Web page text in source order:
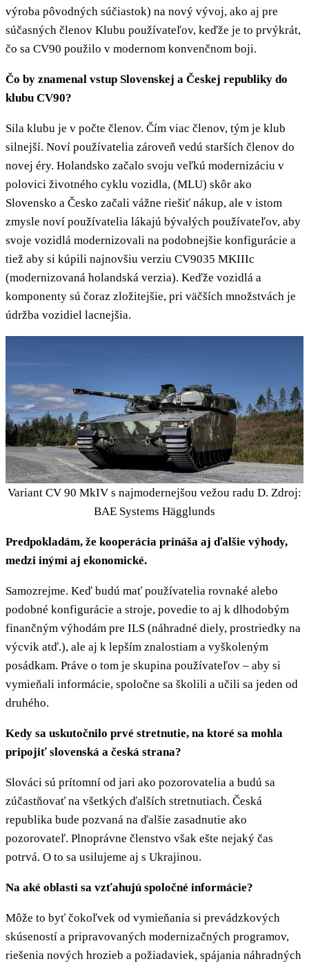
výroba pôvodných súčiastok) na nový vývoj, ako aj pre
súčasných členov Klubu používateľov, keďže je to prvýkrát,
čo sa CV90 použilo v modernom konvenčnom boji.
Čo by znamenal vstup Slovenskej a Českej republiky do
klubu CV90?
Sila klubu je v počte členov. Čím viac členov, tým je klub
silnejší. Noví používatelia zároveň vedú starších členov do
novej éry. Holandsko začalo svoju veľkú modernizáciu v
polovici životného cyklu vozidla, (MLU) skôr ako
Slovensko a Česko začali vážne riešiť nákup, ale v istom
zmysle noví používatelia lákajú bývalých používateľov, aby
svoje vozidlá modernizovali na podobnejšie konfigurácie a
tiež aby si kúpili najnovšiu verziu CV9035 MKIIIc
(modernizovaná holandská verzia). Keďže vozidlá a
komponenty sú čoraz zložitejšie, pri väčších množstvách je
údržba vozidiel lacnejšia.
Variant CV 90 MkIV s najmodernejšou vežou radu D. Zdroj:
BAE Systems Hägglunds
Predpokladám, že kooperácia prináša aj ďalšie výhody,
medzi inými aj ekonomické.
Samozrejme. Keď budú mať používatelia rovnaké alebo
podobné konfigurácie a stroje, povedie to aj k dlhodobým
finančným výhodám pre ILS (náhradné diely, prostriedky na
výcvik atď.), ale aj k lepším znalostiam a vyškoleným
posádkam. Práve o tom je skupina používateľov – aby si
vymieňali informácie, spoločne sa školili a učili sa jeden od
druhého.
Kedy sa uskutočnilo prvé stretnutie, na ktoré sa mohla
pripojiť slovenská a česká strana?
Slováci sú prítomní od jari ako pozorovatelia a budú sa
zúčastňovať na všetkých ďalších stretnutiach. Česká
republika bude pozvaná na ďalšie zasadnutie ako
pozorovateľ. Plnoprávne členstvo však ešte nejaký čas
potrvá. O to sa usilujeme aj s Ukrajinou.
Na aké oblasti sa vzťahujú spoločné informácie?
Môže to byť čokoľvek od vymieňania si prevádzkových
skúseností a pripravovaných modernizačných programov,
riešenia nových hrozieb a požiadaviek, spájania náhradných